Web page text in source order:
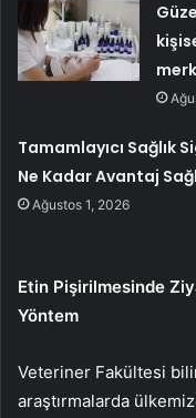
Tamamlayıcı Sağlık
Ne Kadar Avantaj
Ağustos 1, 2026
Etin Pişirilmesinde
Yöntem
Veteriner Fakültesi
araştırmalarda